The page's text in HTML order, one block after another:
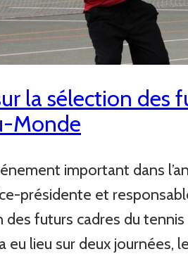
la sélection des
Monde
important dans
présidente et
des futurs cadres du
eu lieu sur deux journées,